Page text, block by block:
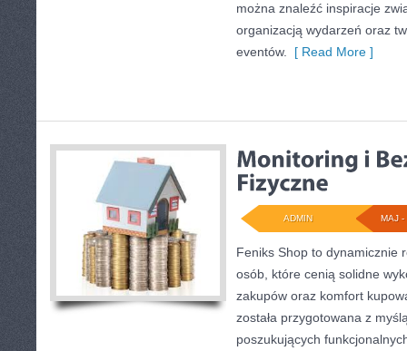
można znaleźć inspiracje
organizacją wydarzeń oraz
eventów.
[ Read More ]
MAJ -
ADMIN
Feniks Shop to dynamicznie
osób, które cenią solidne
zakupów oraz komfort
została przygotowana z
poszukujących